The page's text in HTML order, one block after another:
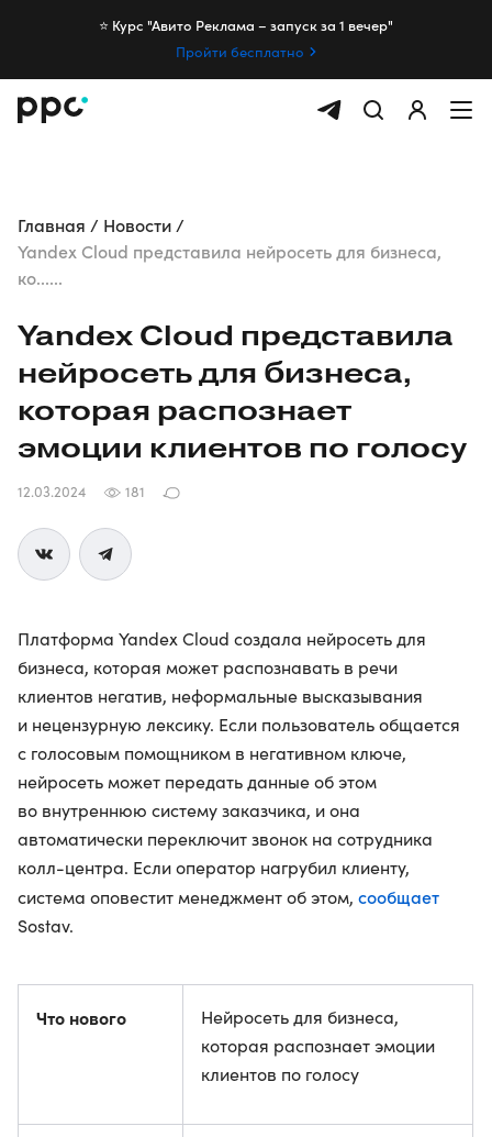
⭐️ Курс "Авито Реклама – запуск за 1 вечер"
Пройти бесплатно
Главная
Новости
Yandex Cloud представила нейросеть для бизнеса,
ко......
Yandex Cloud представила
нейросеть для бизнеса,
которая распознает
эмоции клиентов по голосу
12.03.2024 181
Платформа Yandex Cloud создала нейросеть для
бизнеса, которая может распознавать в речи
клиентов негатив, неформальные высказывания
и нецензурную лексику. Если пользователь общается
с голосовым помощником в негативном ключе,
нейросеть может передать данные об этом
во внутреннюю систему заказчика, и она
автоматически переключит звонок на сотрудника
колл-центра. Если оператор нагрубил клиенту,
система оповестит менеджмент об этом, сообщает
Sostav.
Что нового
Нейросеть для бизнеса,
которая распознает эмоции
клиентов по голосу